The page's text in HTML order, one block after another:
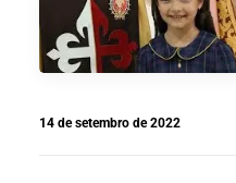
14 de setembro de 2022